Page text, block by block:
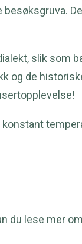
slik som
og de
du lese mer